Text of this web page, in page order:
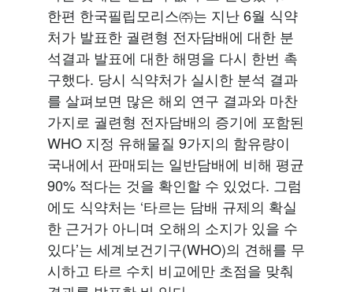
한편 한국필립모리스㈜는 지난 6월 식약
처가 발표한 궐련형 전자담배에 대한 분
석결과 발표에 대한 해명을 다시 한번 촉
구했다. 당시 식약처가 실시한 분석 결과
를 살펴보면 많은 해외 연구 결과와 마찬
가지로 궐련형 전자담배의 증기에 포함된
WHO 지정 유해물질 9가지의 함유량이
국내에서 판매되는 일반담배에 비해 평균
90% 적다는 것을 확인할 수 있었다. 그럼
에도 식약처는 ‘타르는 담배 규제의 확실
한 근거가 아니며 오해의 소지가 있을 수
있다’는 세계보건기구(WHO)의 견해를 무
시하고 타르 수치 비교에만 초점을 맞춰